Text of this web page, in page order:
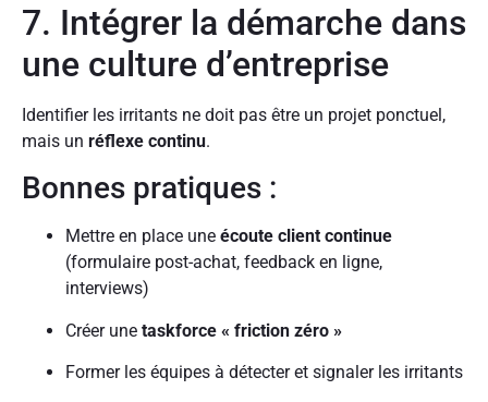
7. Intégrer la démarche dans
une culture d’entreprise
Identifier les irritants ne doit pas être un projet ponctuel,
mais un réflexe continu.
Bonnes pratiques :
Mettre en place une écoute client continue
(formulaire post-achat, feedback en ligne,
interviews)
Créer une taskforce « friction zéro »
Former les équipes à détecter et signaler les irritants